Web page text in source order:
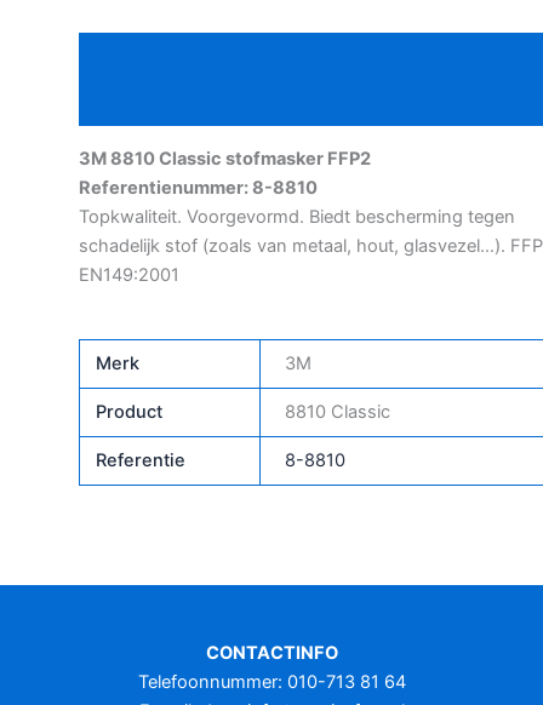
FFP2
3M 8810 Classic stofmasker FFP2
Referentienummer: 8-8810
Topkwaliteit. Voorgevormd. Biedt bescherming tegen
schadelijk stof (zoals van metaal, hout, glasvezel…).
EN149:2001
Merk 3M
Product 8810 Classic
Referentie 8-8810
CONTACTINFO
Telefoonnummer: 010-713 81 64